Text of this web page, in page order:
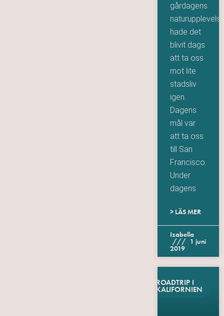
gårdagens
hade det
blivit dags
att ta oss
mot lite
stadsliv
igen.
Dagens
mål var
att ta oss
till San
Francisco.
Under
dagens
> LÄS MER
Izabella
1 juni
2019
ROADTRIP I
KALIFORNIEN